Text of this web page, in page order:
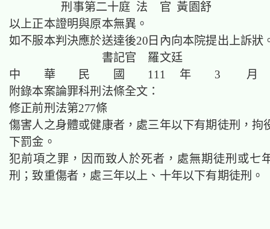
刑事第二十庭 法 官 黃園舒
以上正本證明與原本無異。
如不服本判決應於送達後20日內向本院提出上訴狀
書記官 羅文廷
中 華 民 國 111 年 3
附錄本案論罪科刑法條全文：
修正前刑法第277條
傷害人之身體或健康者，處三年以下有期徒刑，拘
下罰金。
犯前項之罪，因而致人於死者，處無期徒刑或七
刑；致重傷者，處三年以上、十年以下有期徒刑。